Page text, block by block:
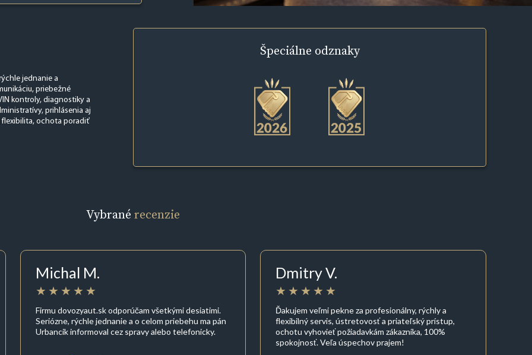
jednanie a
priebežné
kontroly, diagnostiky a
prihlásenia aj
flexibilita, ochota poradiť
Špeciálne odznaky
Vybrané recenzie
Michal M.
Firmu dovozyaut.sk odporúčam všetkými desiatimi.
Seriózne, rýchle jednanie a o celom priebehu ma pán
Urbancik informoval cez spravy alebo telefonicky.
Dmitry V.
Ďakujem veľmi pekne za profesionálny, rýchly a
flexibilný servis, ústretovosť a priateľský prístup,
ochotu vyhovieť požiadavkám zákazníka, 100%
spokojnosť. Veľa úspechov prajem!